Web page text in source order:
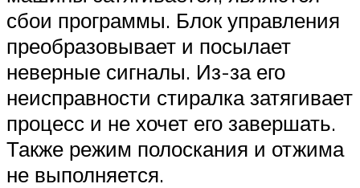
сбои программы. Блок управления
преобразовывает и посылает
неверные сигналы. Из-за его
неисправности стиралка затягивает
процесс и не хочет его завершать.
Также режим полоскания и отжима
не выполняется.